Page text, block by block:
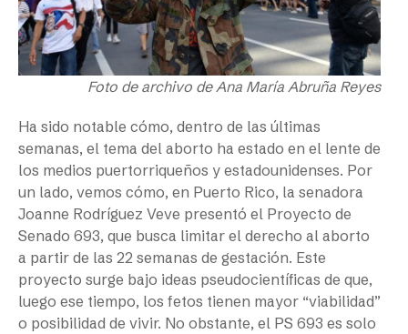
Foto de archivo de Ana María Abruña Reyes
Ha sido notable cómo, dentro de las últimas
semanas, el tema del aborto ha estado en el lente de
los medios puertorriqueños y estadounidenses. Por
un lado, vemos cómo, en Puerto Rico, la senadora
Joanne Rodríguez Veve presentó el Proyecto de
Senado 693, que busca limitar el derecho al aborto
a partir de las 22 semanas de gestación. Este
proyecto surge bajo ideas pseudocientíficas de que,
luego ese tiempo, los fetos tienen mayor “viabilidad”
o posibilidad de vivir. No obstante, el PS 693 es solo